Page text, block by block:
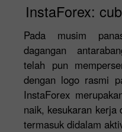
InstaForex:
Pada musim
dagangan
telah pun
dengan logo rasmi
InstaForex
naik, kesukaran kerja
termasuk didalam